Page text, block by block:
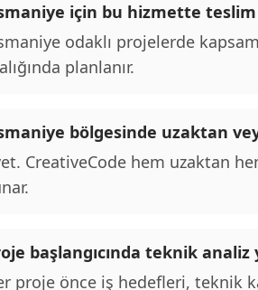
için bu hizmette
odaklı projelerde
planlanır.
bölgesinde uzaktan
CreativeCode hem uzaktan
başlangıcında teknik analiz
proje önce iş hedefleri, teknik